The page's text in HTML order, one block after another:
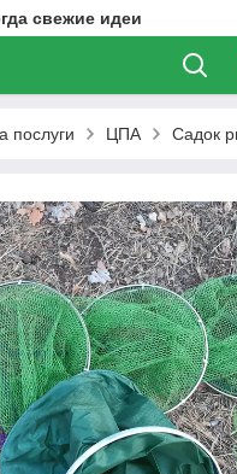
свежие идеи
послуги ЦПА Садок